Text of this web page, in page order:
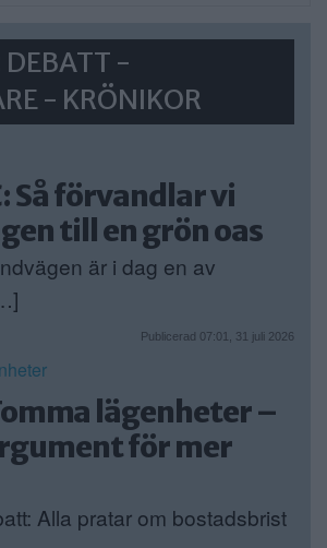
DEBATT -
- KRÖNIKOR
Så förvandlar vi
till en grön oas
är i dag en av
Publicerad 07:01, 31 juli 2026
lägenheter –
för mer
Alla pratar om bostadsbrist